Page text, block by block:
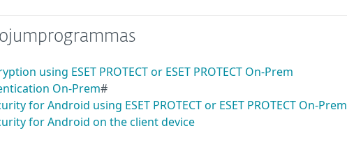
using ESET PROTECT or ESET PROTECT On-Prem
On-Prem#
for Android using ESET PROTECT or ESET PROTECT On-Prem
for Android on the client device